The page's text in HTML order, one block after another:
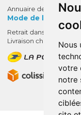
Nous
votre
notre
Annuaire des
Mode de livraison
Retrait dans la
Livraison chez vous